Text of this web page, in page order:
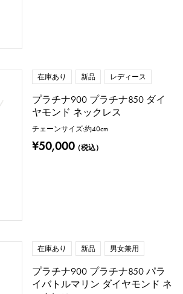
在庫あり 新品 レディース
プラチナ900 プラチナ850 ダイ
ヤモンド ネックレス
チェーンサイズ:約40cm
¥50,000（税込）
在庫あり 新品 男女兼用
プラチナ900 プラチナ850 パラ
イバトルマリン ダイヤモンド ネ